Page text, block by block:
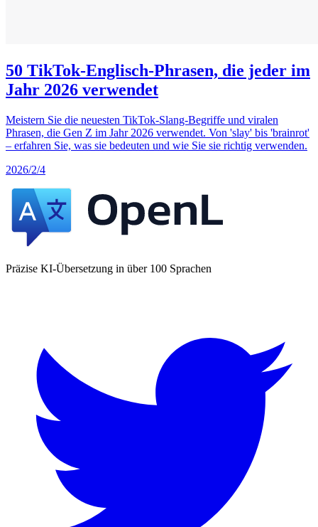
50 TikTok-Englisch-Phrasen, die jeder im
Jahr 2026 verwendet
Meistern Sie die neuesten TikTok-Slang-Begriffe und viralen
Phrasen, die Gen Z im Jahr 2026 verwendet. Von 'slay' bis 'brainrot'
– erfahren Sie, was sie bedeuten und wie Sie sie richtig verwenden.
2026/2/4
Präzise KI-Übersetzung in über 100 Sprachen